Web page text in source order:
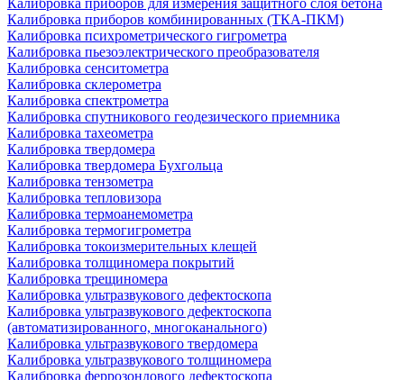
Калибровка приборов для измерения защитного слоя бетона
Калибровка приборов комбинированных (ТКА-ПКМ)
Калибровка психрометрического гигрометра
Калибровка пьезоэлектрического преобразователя
Калибровка сенситометра
Калибровка склерометра
Калибровка спектрометра
Калибровка спутникового геодезического приемника
Калибровка тахеометра
Калибровка твердомера
Калибровка твердомера Бухгольца
Калибровка тензометра
Калибровка тепловизора
Калибровка термоанемометра
Калибровка термогигрометра
Калибровка токоизмерительных клещей
Калибровка толщиномера покрытий
Калибровка трещиномера
Калибровка ультразвукового дефектоскопа
Калибровка ультразвукового дефектоскопа
(автоматизированного, многоканального)
Калибровка ультразвукового твердомера
Калибровка ультразвукового толщиномера
Калибровка феррозондового дефектоскопа